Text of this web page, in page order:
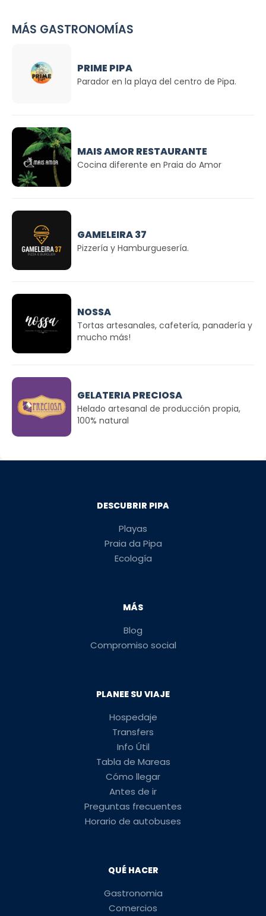
MÁS GASTRONOMÍAS
PRIME PIPA
Parador en la playa del centro de Pipa.
MAIS AMOR RESTAURANTE
Cocina diferente en Praia do Amor
GAMELEIRA 37
Pizzería y Hamburguesería.
NOSSA
Tortas artesanales, cafetería, panadería y
mucho más!
GELATERIA PRECIOSA
Helado artesanal de producción propia,
100% natural
DESCUBRIR PIPA
Playas
Praia da Pipa
Ecología
MÁS
Blog
Compromiso social
PLANEE SU VIAJE
Hospedaje
Transfers
Info Útil
Tabla de Mareas
Cómo llegar
Antes de ir
Preguntas frecuentes
Horario de autobuses
QUÉ HACER
Gastronomia
Comercios